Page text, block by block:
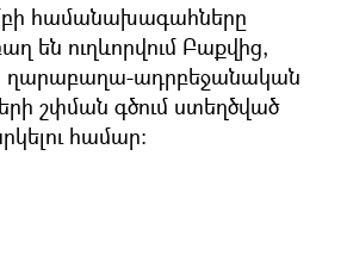
համանախագահները
են ուղևորվում Բաքվից,
ղարաբաղա-ադրբեջանական
շփման գծում ստեղծված
համար։